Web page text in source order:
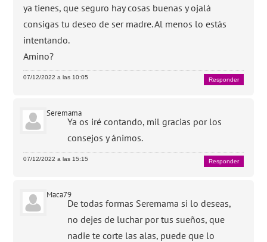
ya tienes, que seguro hay cosas buenas y ojalá
consigas tu deseo de ser madre. Al menos lo estás
intentando.
Amino?
07/12/2022 a las 10:05 Responder
Seremama
Ya os iré contando, mil gracias por los
consejos y ánimos.
07/12/2022 a las 15:15 Responder
Maca79
De todas formas Seremama si lo deseas,
no dejes de luchar por tus sueños, que
nadie te corte las alas, puede que lo